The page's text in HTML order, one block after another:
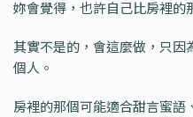
妳會覺得，也許自己比房裡的
其實不是的，會這麼做，只因
個人。
房裡的那個可能適合甜言蜜語